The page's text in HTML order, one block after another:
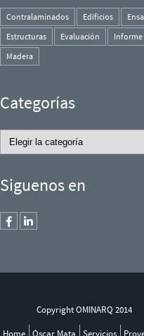
Contralaminados Edificios
Estructuras
Evaluación
Informe
Madera
Categorías
Categorías
Siguenos en
Copyright OMINARQ 2014
Home Óscar Mata Servicios